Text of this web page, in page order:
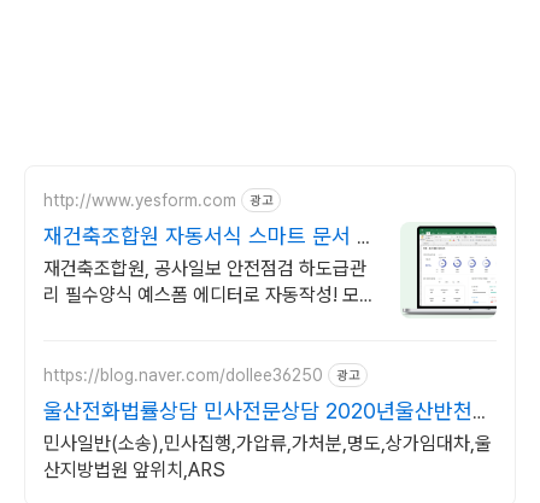
http://www.yesform.com 광고
재건축조합원 자동서식 스마트 문서 완
성
재건축조합원, 공사일보 안전점검 하도급관
리 필수양식 예스폼 에디터로 자동작성! 모바
https://blog.naver.com/dollee36250 광고
울산전화법률상담 민사전문상담 2020년울산반천산
업단지승소
민사일반(소송),민사집행,가압류,가처분,명도,상가임대차,울
산지방법원 앞위치,ARS